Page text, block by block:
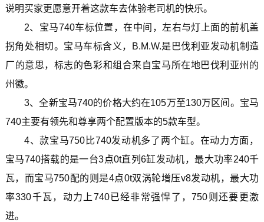
说明买家更愿意开着这款车去体验老司机的快乐。
2、宝马740车标位置，在中间，左右与灯上面的前机盖
拐角处相切。宝马车标含义，B.M.W.是巴伐利亚发动机制造
厂的意思，标志的色彩和组合来自宝马所在地巴伐利亚州的
州徽。
3、全新宝马740的价格大约在105万至130万区间。宝马
740主要有领先和尊享两个配置版本的5款车型。
4、款宝马750比740发动机多了两个缸。在动力方面，
宝马740搭载的是一台3点0t直列6缸发动机，最大功率240千
瓦，而宝马750配的则是4点0t双涡轮增压v8发动机，最大功
率330千瓦，动力上740已经非常强悍了，750则还要更激
进。